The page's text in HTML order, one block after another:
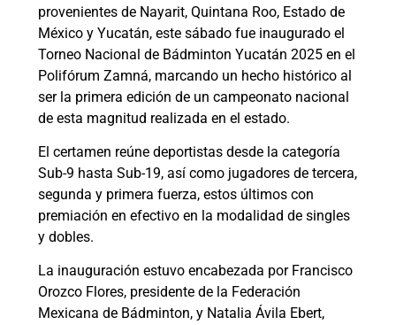
provenientes de Nayarit, Quintana Roo, Estado de
México y Yucatán, este sábado fue inaugurado el
Torneo Nacional de Bádminton Yucatán 2025 en el
Polifórum Zamná, marcando un hecho histórico al
ser la primera edición de un campeonato nacional
de esta magnitud realizada en el estado.
El certamen reúne deportistas desde la categoría
Sub-9 hasta Sub-19, así como jugadores de tercera,
segunda y primera fuerza, estos últimos con
premiación en efectivo en la modalidad de singles
y dobles.
La inauguración estuvo encabezada por Francisco
Orozco Flores, presidente de la Federación
Mexicana de Bádminton, y Natalia Ávila Ebert,